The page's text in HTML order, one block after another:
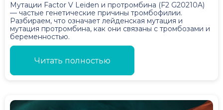
Мутации Factor V Leiden и протромбина (F2 G20210A)
— частые генетические причины тромбофилии.
Разбираем, что означает лейденская мутация и
мутация протромбина, как они связаны с тромбозами и
беременностью.
Читать полностью